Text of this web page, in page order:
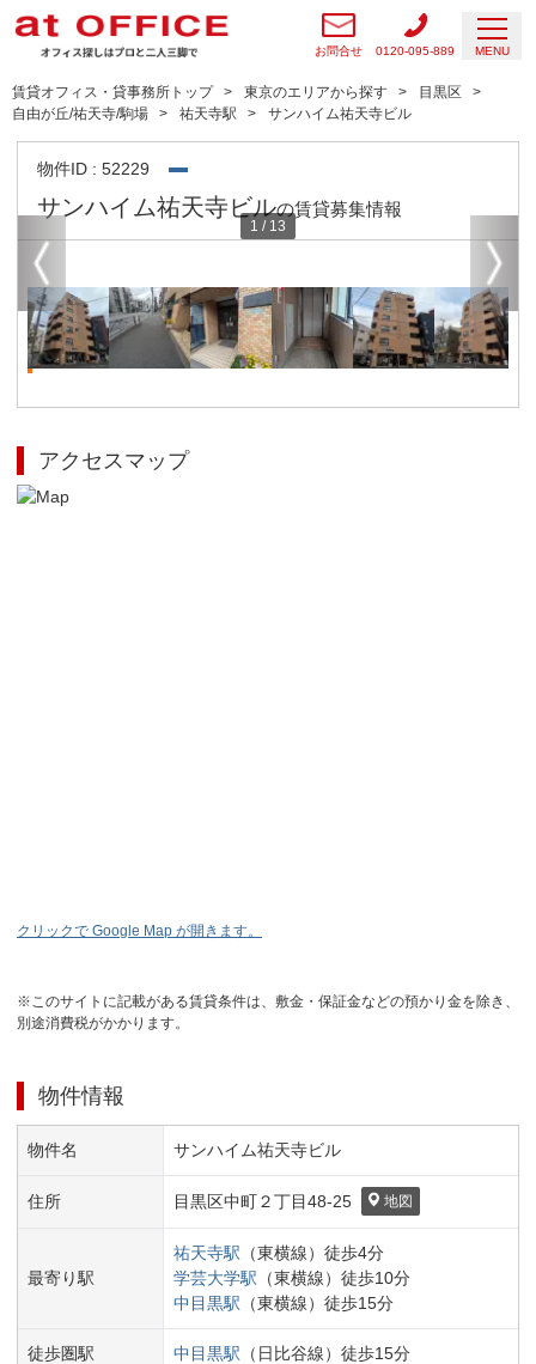
お問合せ 0120-095-889 MENU
賃貸オフィス・貸事務所トップ 東京のエリアから探す
目黒区
自由が丘/祐天寺/駒場
祐天寺駅 サンハイム祐天寺ビル
物件ID : 52229
サンハイム祐天寺ビルの賃貸募集情報
1 / 13
アクセスマップ
クリックで Google Map が開きます。
※このサイトに記載がある賃貸条件は、敷金・保証金などの預かり金を除き、
別途消費税がかかります。
物件情報
物件名 サンハイム祐天寺ビル
住所 目黒区中町２丁目48-25 地図
最寄り駅
祐天寺駅 （東横線） 徒歩4分
学芸大学駅 （東横線） 徒歩10分
中目黒駅 （東横線） 徒歩15分
徒歩圏駅 中目黒駅 （ 日比谷線） 徒歩15分